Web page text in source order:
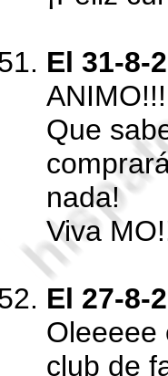
El 31-8-
Que
nada!
Viva
El 27-8-
Oleeeee
club de